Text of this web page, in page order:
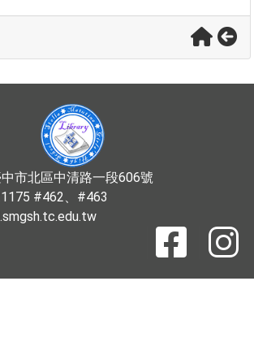
市北區中清路一段606號
#462、#463